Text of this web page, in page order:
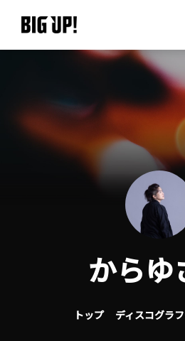
BIG UP!に
ニュー
料金プ
サポー
ご利用の
よくある
からゆ
トップ ディスコグラ